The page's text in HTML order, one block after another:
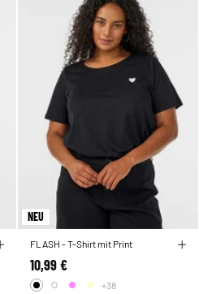
NEU
FLASH - T-Shirt mit Print
10,99 €
+38